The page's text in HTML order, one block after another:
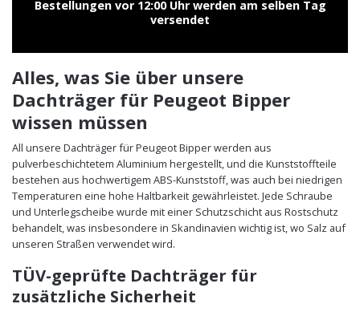
Bestellungen vor 12:00 Uhr werden am selben Tag
versendet
Alles, was Sie über unsere
Dachträger für Peugeot Bipper
wissen müssen
All unsere Dachträger für Peugeot Bipper werden aus
pulverbeschichtetem Aluminium hergestellt, und die Kunststoffteile
bestehen aus hochwertigem ABS-Kunststoff, was auch bei niedrigen
Temperaturen eine hohe Haltbarkeit gewährleistet. Jede Schraube
und Unterlegscheibe wurde mit einer Schutzschicht aus Rostschutz
behandelt, was insbesondere in Skandinavien wichtig ist, wo Salz auf
unseren Straßen verwendet wird.
TÜV-geprüfte Dachträger für
zusätzliche Sicherheit